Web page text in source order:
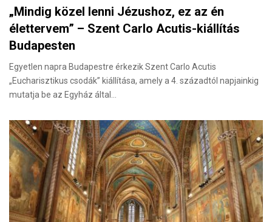
„Mindig közel lenni Jézushoz, ez az én
élettervem” – Szent Carlo Acutis-kiállítás
Budapesten
Egyetlen napra Budapestre érkezik Szent Carlo Acutis
„Eucharisztikus csodák” kiállítása, amely a 4. századtól napjainkig
mutatja be az Egyház által…